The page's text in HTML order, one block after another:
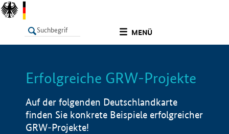
MENÜ
LISTE Info
Erfolgreiche GRW-Projekte
Auf der folgenden Deutschlandkarte
finden Sie konkrete Beispiele erfolgreicher
GRW-Projekte!